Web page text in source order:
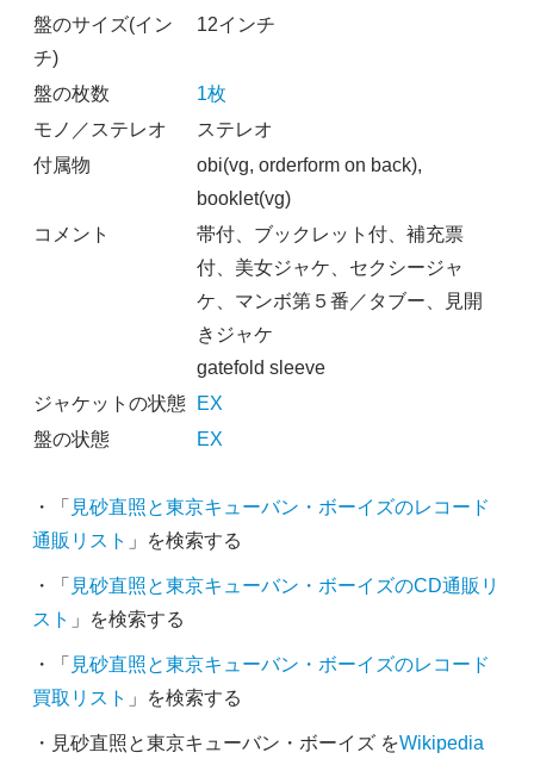
盤のサイズ(イン
チ)
12インチ
盤の枚数
1枚
モノ／ステレオ
ステレオ
付属物
obi(vg, orderform on back),
booklet(vg)
コメント
帯付、ブックレット付、補充票
付、美女ジャケ、セクシージャ
ケ、マンボ第５番／タブー、見開
きジャケ
gatefold sleeve
ジャケットの状態
EX
盤の状態
EX
・「 見砂直照と東京キューバン・ボーイズのレコード
通販リスト 」を検索する
・「 見砂直照と東京キューバン・ボーイズのCD通販リ
スト 」を検索する
・「 見砂直照と東京キューバン・ボーイズのレコード
買取リスト 」を検索する
・見砂直照と東京キューバン・ボーイズ をWikipedia